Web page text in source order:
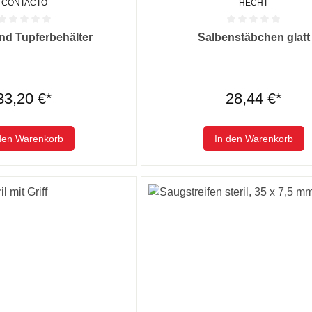
CONTACTO
Bewertung von 0 von 5 Sternen
Tupferbehälter
€*
Warenkorb
HECHT
Durchschnittliche Bewertung
Salbenstäbchen glatt
28,44 €*
In den Warenkorb